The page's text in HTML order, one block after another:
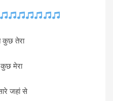
तेरा
मेरा
जहां से